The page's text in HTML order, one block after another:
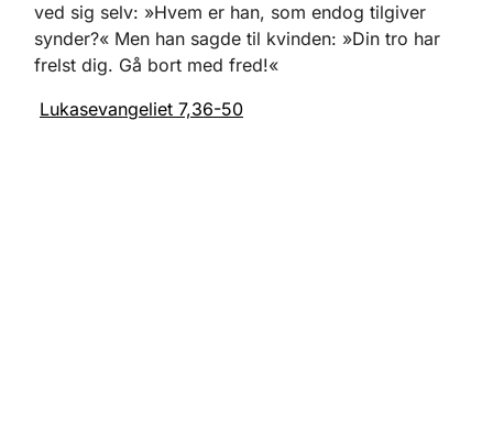
ved sig selv: »Hvem er han, som endog tilgiver
synder?« Men han sagde til kvinden: »Din tro har
frelst dig. Gå bort med fred!«
Lukasevangeliet 7,36-50